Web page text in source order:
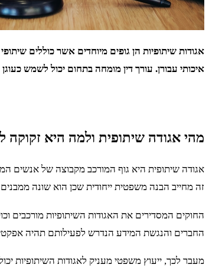
אגודות שיתופיות הן גופים מיוחדים אשר כוללים
איכותי עבורן. עורך דין מומחה בתחום יכול לשמש כעוגן
מהי אגודה שיתופית ולמה היא זקוקה
אגודה שיתופית היא גוף המורכב מקבוצה של אנשים
זה מחייב הבנה משפטית ייחודית שכן הוא שונה ממבנים
החוקים המסדירים את האגודות השיתופיות מורכבים
החברים והנגשת המידע הנדרש לפעילותם תהיה
מעבר לכך, ייעוץ משפטי מעניק לאגודות השיתופיות